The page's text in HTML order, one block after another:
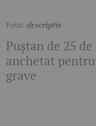
Foto: descriptiv
Puștan de 25
anchetat
grave